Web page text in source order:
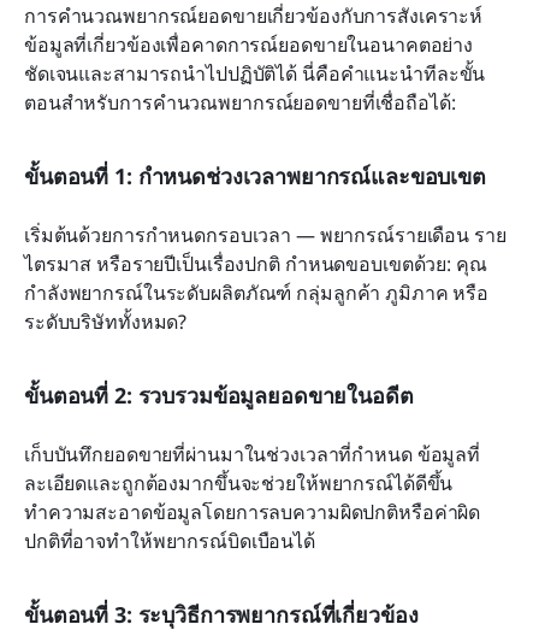
การคำนวณพยากรณ์ยอดขายเกี่ยวข้องกับการสังเคราะห์
ข้อมูลที่เกี่ยวข้องเพื่อคาดการณ์ยอดขายในอนาคตอย่าง
ชัดเจนและสามารถนำไปปฏิบัติได้ นี่คือคำแนะนำทีละขั้น
ตอนสำหรับการคำนวณพยากรณ์ยอดขายที่เชื่อถือได้:
ขั้นตอนที่ 1: กำหนดช่วงเวลาพยากรณ์และขอบเขต
เริ่มต้นด้วยการกำหนดกรอบเวลา — พยากรณ์รายเดือน ราย
ไตรมาส หรือรายปีเป็นเรื่องปกติ กำหนดขอบเขตด้วย: คุณ
กำลังพยากรณ์ในระดับผลิตภัณฑ์ กลุ่มลูกค้า ภูมิภาค หรือ
ระดับบริษัททั้งหมด?
ขั้นตอนที่ 2: รวบรวมข้อมูลยอดขายในอดีต
เก็บบันทึกยอดขายที่ผ่านมาในช่วงเวลาที่กำหนด ข้อมูลที่
ละเอียดและถูกต้องมากขึ้นจะช่วยให้พยากรณ์ได้ดีขึ้น
ทำความสะอาดข้อมูลโดยการลบความผิดปกติหรือค่าผิด
ปกติที่อาจทำให้พยากรณ์บิดเบือนได้
ขั้นตอนที่ 3: ระบุวิธีการพยากรณ์ที่เกี่ยวข้อง